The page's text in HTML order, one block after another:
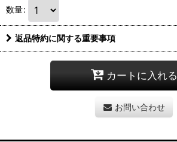
数量:
返品特約に関する重要事項
カートに入れる
お問い合わせ